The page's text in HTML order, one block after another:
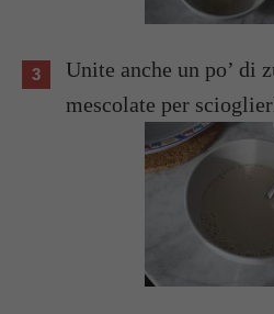
Unite anche un po’ di
mescolate per